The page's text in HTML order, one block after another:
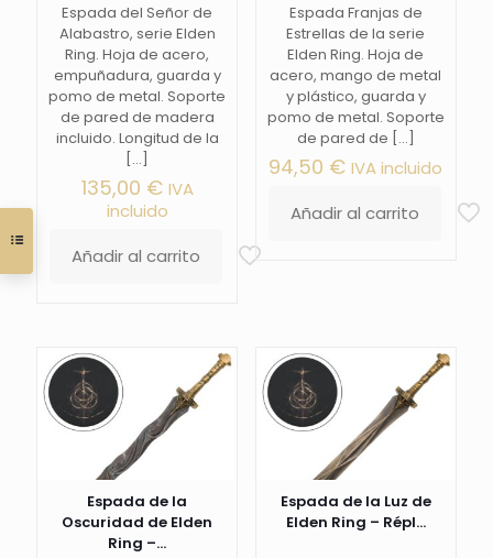
Espada del Señor de
Alabastro, serie Elden
Ring. Hoja de acero,
empuñadura, guarda y
pomo de metal. Soporte
de pared de madera
incluido. Longitud de la
[…]
135,00 € IVA
incluido
Añadir al carrito
Espada Franjas de
Estrellas de la serie
Elden Ring. Hoja de
acero, mango de metal
y plástico, guarda y
pomo de metal. Soporte
de pared de […]
94,50 € IVA incluido
Añadir al carrito
Espada de la
Oscuridad de Elden
Ring –...
Espada de la Luz de
Elden Ring – Répl...